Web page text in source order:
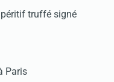
truffé signé
Paris